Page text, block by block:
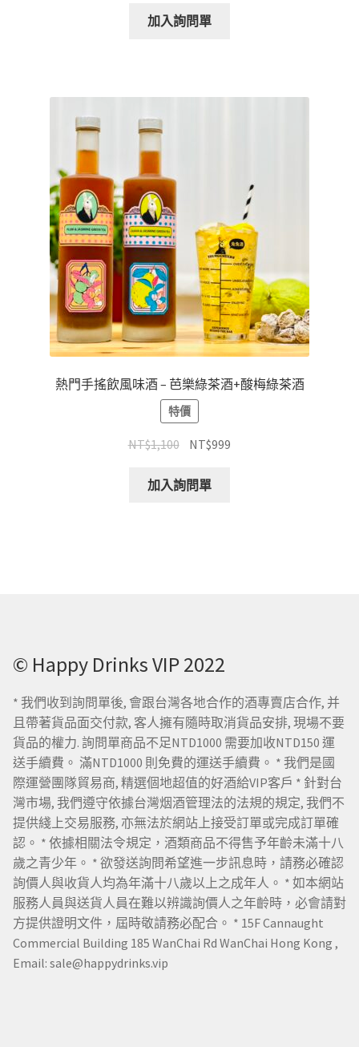
加入詢問單
熱門手搖飲風味酒 – 芭樂綠茶酒+酸梅綠茶酒
特價
NT$1,100 NT$999
加入詢問單
© Happy Drinks VIP 2022
* 我們收到詢問單後, 會跟台灣各地合作的酒專賣店合作, 并
且帶著貨品面交付款, 客人擁有隨時取消貨品安排, 現場不要
貨品的權力. 詢問單商品不足NTD1000 需要加收NTD150 運
送手續費。 滿NTD1000 則免費的運送手續費。 * 我們是國
際運營團隊貿易商, 精選個地超值的好酒給VIP客戶 * 針對台
灣市場, 我們遵守依據台灣烟酒管理法的法規的規定, 我們不
提供綫上交易服務, 亦無法於網站上接受訂單或完成訂單確
認。 * 依據相關法令規定，酒類商品不得售予年齡未滿十八
歲之青少年。 * 欲發送詢問希望進一步訊息時，請務必確認
詢價人與收貨人均為年滿十八歲以上之成年人。 * 如本網站
服務人員與送貨人員在難以辨識詢價人之年齡時，必會請對
方提供證明文件，屆時敬請務必配合。 * 15F Cannaught
Commercial Building 185 WanChai Rd WanChai Hong Kong ,
Email: sale@happydrinks.vip